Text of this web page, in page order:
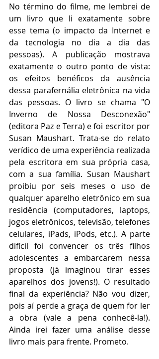
No término do filme, me lembrei de
um livro que li exatamente sobre
esse tema (o impacto da Internet e
da tecnologia no dia a dia das
pessoas). A publicação mostrava
exatamente o outro ponto de vista:
os efeitos benéficos da ausência
dessa parafernália eletrônica na vida
das pessoas. O livro se chama "O
Inverno de Nossa Desconexão"
(editora Paz e Terra) e foi escritor por
Susan Maushart. Trata-se do relato
verídico de uma experiência realizada
pela escritora em sua própria casa,
com a sua família. Susan Maushart
proibiu por seis meses o uso de
qualquer aparelho eletrônico em sua
residência (computadores, laptops,
jogos eletrônicos, televisão, telefones
celulares, iPads, iPods, etc.). A parte
difícil foi convencer os três filhos
adolescentes a embarcarem nessa
proposta (já imaginou tirar esses
aparelhos dos jovens!). O resultado
final da experiência? Não vou dizer,
pois aí perde a graça de quem for ler
a obra (vale a pena conhecê-la!).
Ainda irei fazer uma análise desse
livro mais para frente. Prometo.